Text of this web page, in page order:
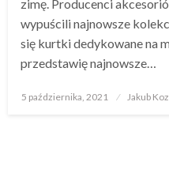
zimę. Producenci
wypuścili najnowsze
się kurtki dedykowane na
przedstawię najnowsze…
Opublikowane
5 października, 2021 Jakub